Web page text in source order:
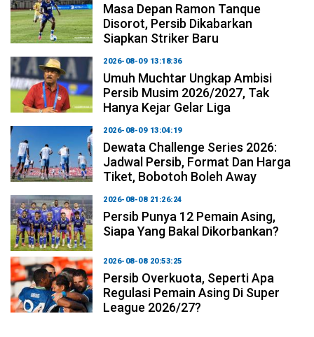
Masa Depan Ramon Tanque
Disorot, Persib Dikabarkan
Siapkan Striker Baru
2026-08-09 13:18:36
Umuh Muchtar Ungkap Ambisi
Persib Musim 2026/2027, Tak
Hanya Kejar Gelar Liga
2026-08-09 13:04:19
Dewata Challenge Series 2026:
Jadwal Persib, Format Dan Harga
Tiket, Bobotoh Boleh Away
2026-08-08 21:26:24
Persib Punya 12 Pemain Asing,
Siapa Yang Bakal Dikorbankan?
2026-08-08 20:53:25
Persib Overkuota, Seperti Apa
Regulasi Pemain Asing Di Super
League 2026/27?